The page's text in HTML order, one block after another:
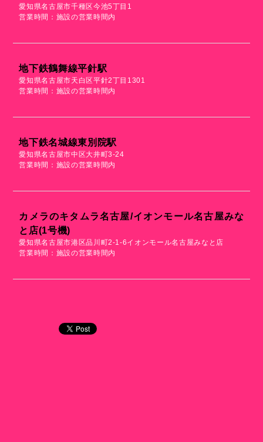
愛知県名古屋市千種区今池5丁目1
営業時間：施設の営業時間内
地下鉄鶴舞線平針駅
愛知県名古屋市天白区平針2丁目1301
営業時間：施設の営業時間内
地下鉄名城線東別院駅
愛知県名古屋市中区大井町3-24
営業時間：施設の営業時間内
カメラのキタムラ名古屋/イオンモール名古屋みな
と店(1号機)
愛知県名古屋市港区品川町2-1-6イオンモール名古屋みなと店
営業時間：施設の営業時間内